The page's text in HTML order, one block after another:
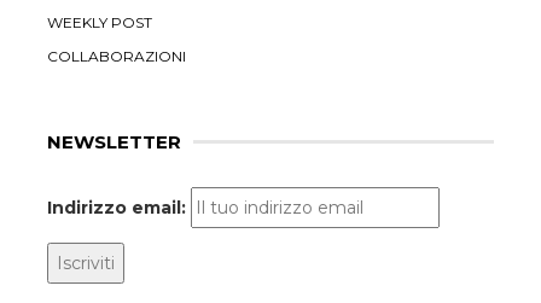
WEEKLY POST
COLLABORAZIONI
NEWSLETTER
Indirizzo email: